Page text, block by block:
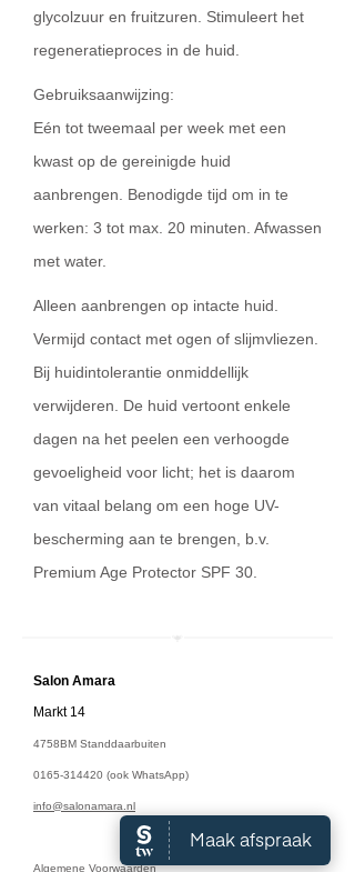
glycolzuur en fruitzuren. Stimuleert het
regeneratieproces in de huid.
Gebruiksaanwijzing:
Eén tot tweemaal per week met een
kwast op de gereinigde huid
aanbrengen. Benodigde tijd om in te
werken: 3 tot max. 20 minuten. Afwassen
met water.
Alleen aanbrengen op intacte huid.
Vermijd contact met ogen of slijmvliezen.
Bij huidintolerantie onmiddellijk
verwijderen. De huid vertoont enkele
dagen na het peelen een verhoogde
gevoeligheid voor licht; het is daarom
van vitaal belang om een hoge UV-
bescherming aan te brengen, b.v.
Premium Age Protector SPF 30.
Salon Amara
Markt 14
4758BM Standdaarbuiten
0165-314420 (ook WhatsApp)
info@salonamara.nl
Algemene Voorwaarden